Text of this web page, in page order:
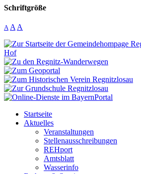
Schriftgröße
A A A
Startseite
Aktuelles
Veranstaltungen
Stellenausschreibungen
REHport
Amtsblatt
Wasserinfo